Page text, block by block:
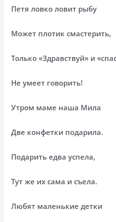
Петя ловко ловит рыбу
Может плотик смастерить,
Только «Здравствуй» и
Не умеет говорить!
Утром маме наша Мила
Две конфетки подарила.
Подарить едва успела,
Тут же их сама и съела.
Любят маленькие детки